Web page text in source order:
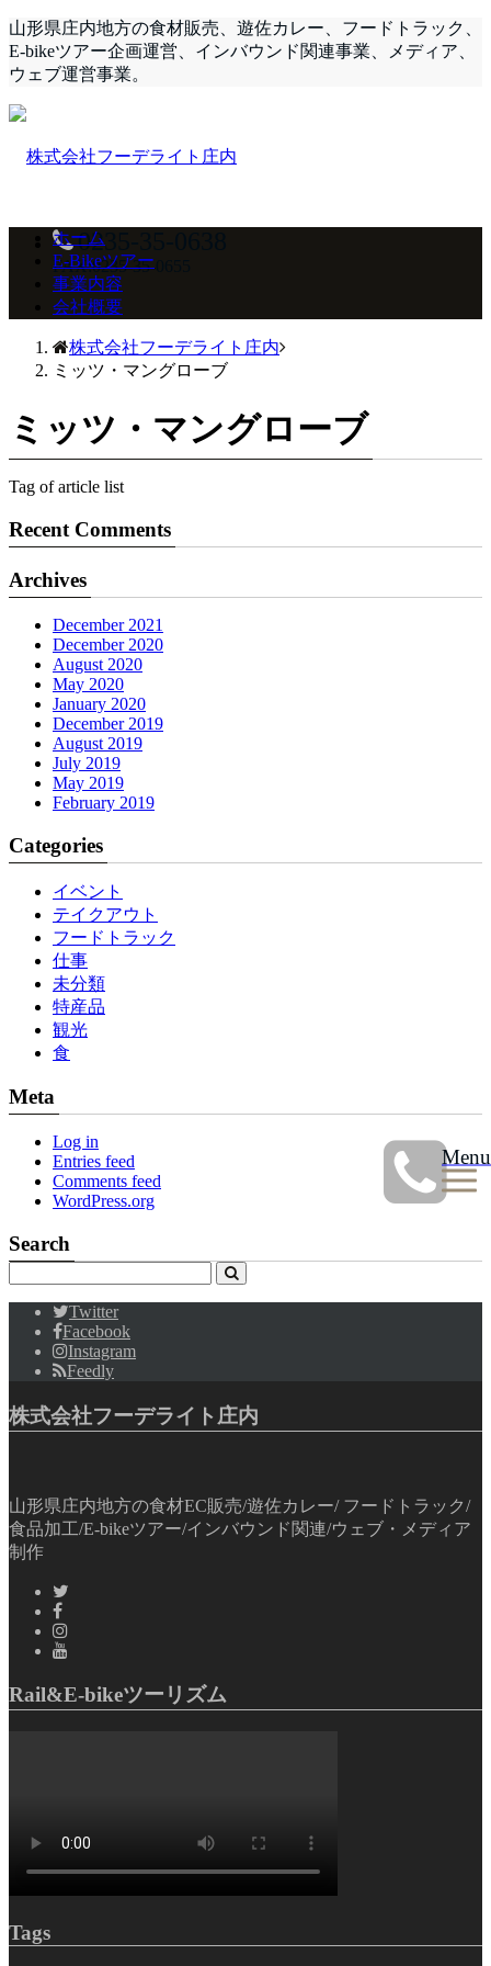
山形県庄内地方の食材販売、遊佐カレー、フードトラック、
E-bikeツアー企画運営、インバウンド関連事業、メディア、
ウェブ運営事業。
0235-35-0638
FAX:0235-35-0655
Menu
ホーム
E-Bikeツアー
事業内容
会社概要
株式会社フーデライト庄内
ミッツ・マングローブ
ミッツ・マングローブ
Tag of article list
Recent Comments
Archives
December 2021
December 2020
August 2020
May 2020
January 2020
December 2019
August 2019
July 2019
May 2019
February 2019
Categories
イベント
テイクアウト
フードトラック
仕事
未分類
特産品
観光
食
Meta
Log in
Entries feed
Comments feed
WordPress.org
Search
Twitter
Facebook
Instagram
Feedly
株式会社フーデライト庄内
山形県庄内地方の食材EC販売/遊佐カレー/ フードトラック/
食品加工/E-bikeツアー/インバウンド関連/ウェブ・メディア
制作
Rail&E-bikeツーリズム
Tags